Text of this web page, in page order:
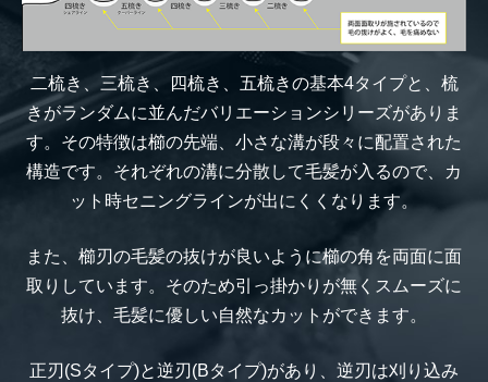
二梳き、三梳き、四梳き、五梳きの基本4タイプと、梳
きがランダムに並んだバリエーションシリーズがありま
す。その特徴は櫛の先端、小さな溝が段々に配置された
構造です。それぞれの溝に分散して毛髪が入るので、カ
ット時セニングラインが出にくくなります。
また、櫛刃の毛髪の抜けが良いように櫛の角を両面に面
取りしています。そのため引っ掛かりが無くスムーズに
抜け、毛髪に優しい自然なカットができます。
正刃(Sタイプ)と逆刃(Bタイプ)があり、逆刃は刈り込み